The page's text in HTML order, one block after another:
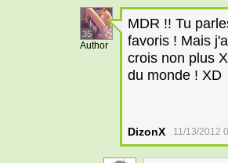
35
Author
MDR !! Tu
favoris ! Mais
crois non plus
du monde ! XD
DizonX 11/13/2012